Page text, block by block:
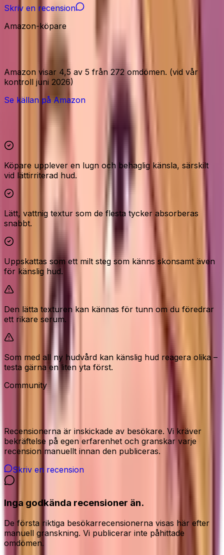
Skriv en recension
Amazon-köpare
Amazon-signaler
Amazon visar 4,5 av 5 från 272 omdömen. (vid vår
kontroll juni 2026)
Se källan på Amazon
Höjdpunkter och reservationer
Köpare upplever en lugn och behaglig känsla, särskilt
vid lättirriterad hud.
Lätt, vattnig textur som de flesta tycker absorberas
snabbt.
Uppskattas som ett milt steg som känns skonsamt även
för känslig hud.
Den lätta texturen kan kännas för tunn om du föredrar
ett rikare serum.
Som med all ny hudvård kan känslig hud reagera olika –
testa gärna en liten yta först.
Community
Recensioner från våra besökare
Recensionerna är inskickade av besökare. Vi kräver
bekräftelse på egen erfarenhet och granskar varje
recension manuellt innan den publiceras.
Skriv en recension
Inga godkända recensioner än.
De första riktiga besökarrecensionerna visas här efter
manuell granskning. Vi publicerar inte påhittade
omdömen.